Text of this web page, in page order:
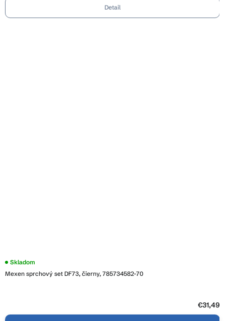
Detail
Mexen sprchový set DF73, čierny, 785734582-70
Skladom
€31,49